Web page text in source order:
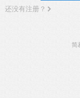
还没有注册？
简